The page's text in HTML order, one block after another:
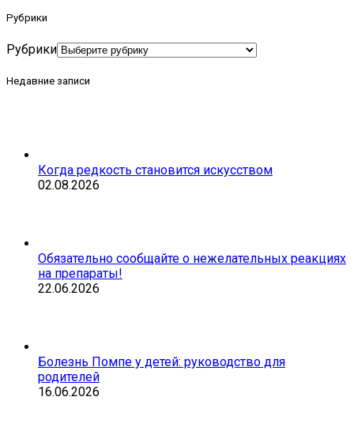
Рубрики
Рубрики
Недавние записи
Когда редкость становится искусством
02.08.2026
Обязательно сообщайте о нежелательных реакциях
на препараты!
22.06.2026
Болезнь Помпе у детей: руководство для
родителей
16.06.2026